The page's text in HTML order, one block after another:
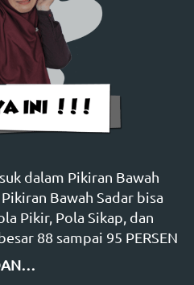
dalam Pikiran Bawah
Bawah Sadar bisa
Pikir, Pola Sikap, dan
88 sampai 95 PERSEN